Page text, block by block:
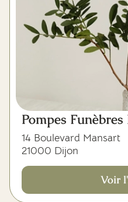
Pompes
14 Boulevard Mansart
21000 Dijon
Voir